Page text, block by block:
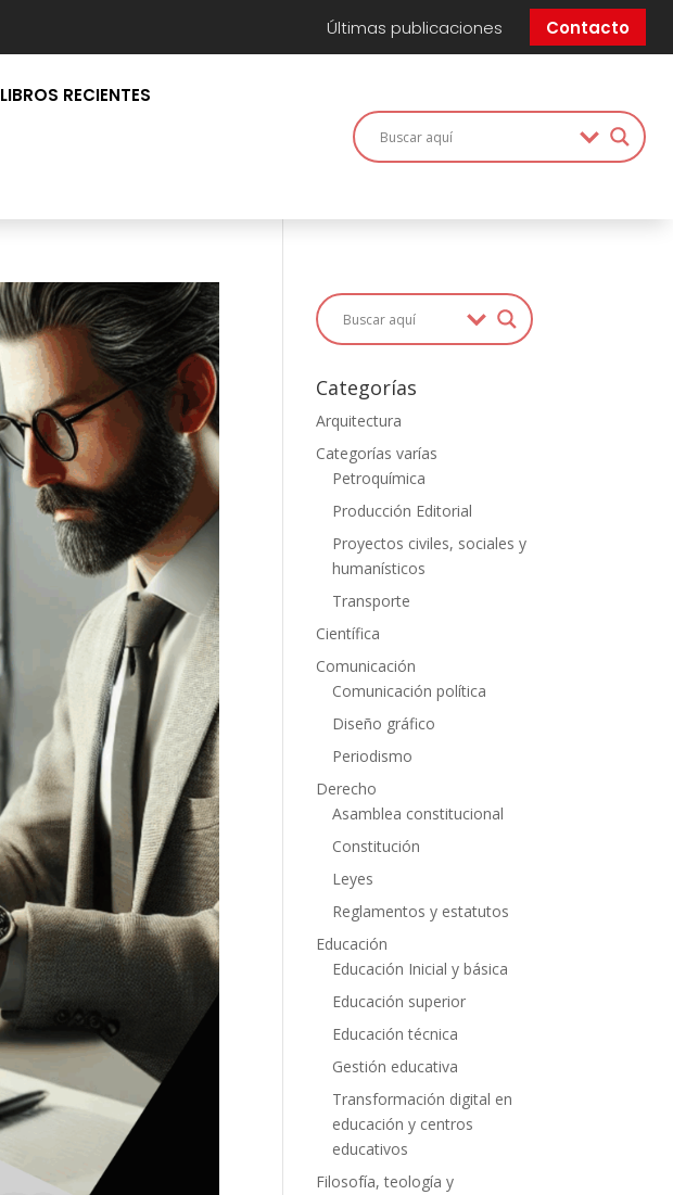
Últimas publicaciones Contacto
LIBROS RECIENTES
Categorías
Arquitectura
Categorías varías
Petroquímica
Producción Editorial
Proyectos civiles, sociales y
humanísticos
Transporte
Científica
Comunicación
Comunicación política
Diseño gráfico
Periodismo
Derecho
Asamblea constitucional
Constitución
Leyes
Reglamentos y estatutos
Educación
Educación Inicial y básica
Educación superior
Educación técnica
Gestión educativa
Transformación digital en
educación y centros
educativos
Filosofía, teología y